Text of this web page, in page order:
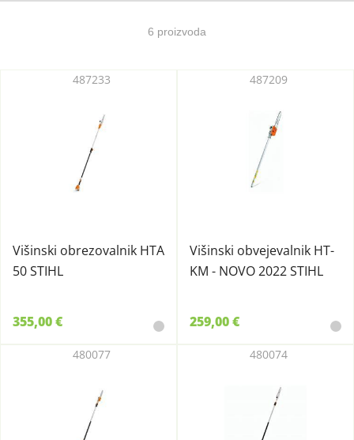
6 proizvoda
Višinski obrezovalnik HTA
50 STIHL
487233
355,00 €
Višinski obvejevalnik HT-
KM - NOVO 2022 STIHL
487209
259,00 €
480077 480074